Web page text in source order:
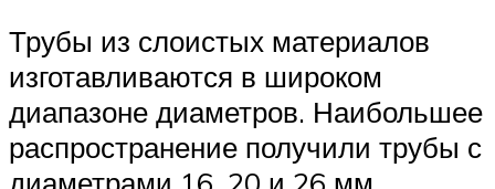
Трубы из слоистых материалов
изготавливаются в широком
диапазоне диаметров. Наибольшее
распространение получили трубы с